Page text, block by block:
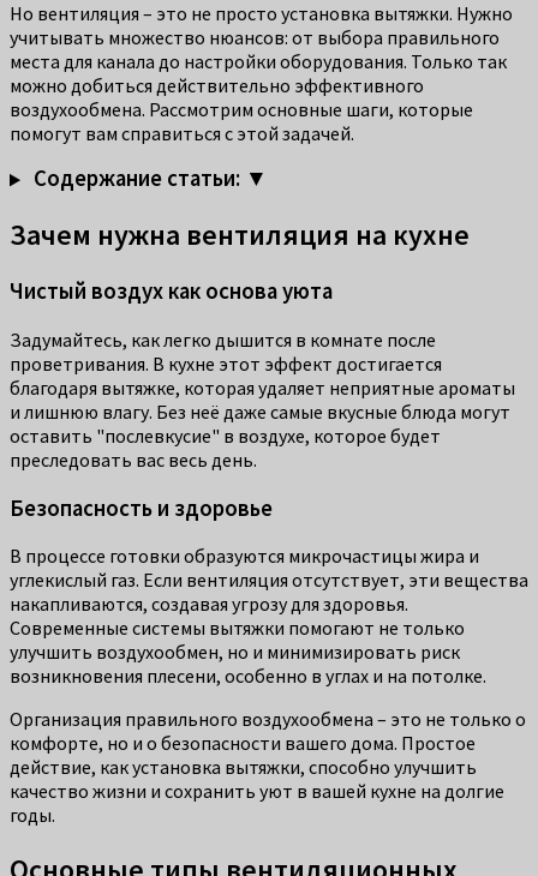
Но вентиляция – это не просто установка вытяжки. Нужно
учитывать множество нюансов: от выбора правильного
места для канала до настройки оборудования. Только так
можно добиться действительно эффективного
воздухообмена. Рассмотрим основные шаги, которые
помогут вам справиться с этой задачей.
Содержание статьи: ▼
Зачем нужна вентиляция на кухне
Чистый воздух как основа уюта
Задумайтесь, как легко дышится в комнате после
проветривания. В кухне этот эффект достигается
благодаря вытяжке, которая удаляет неприятные ароматы
и лишнюю влагу. Без неё даже самые вкусные блюда могут
оставить "послевкусие" в воздухе, которое будет
преследовать вас весь день.
Безопасность и здоровье
В процессе готовки образуются микрочастицы жира и
углекислый газ. Если вентиляция отсутствует, эти вещества
накапливаются, создавая угрозу для здоровья.
Современные системы вытяжки помогают не только
улучшить воздухообмен, но и минимизировать риск
возникновения плесени, особенно в углах и на потолке.
Организация правильного воздухообмена – это не только о
комфорте, но и о безопасности вашего дома. Простое
действие, как установка вытяжки, способно улучшить
качество жизни и сохранить уют в вашей кухне на долгие
годы.